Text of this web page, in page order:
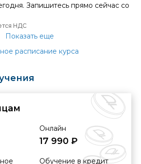
Запишитесь прямо сейчас со
НДС
Показать еще
расписание курса
Онлайн
17 990 ₽
Обучение в кредит